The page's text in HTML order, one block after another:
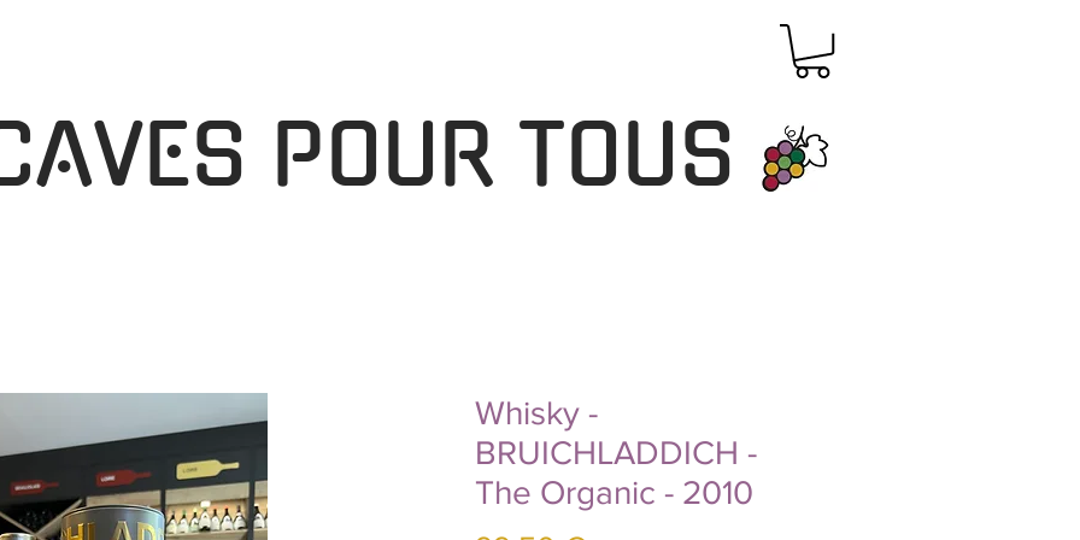
POUR TOUS
Whisky -
BRUICHLADDICH -
The Organic - 2010